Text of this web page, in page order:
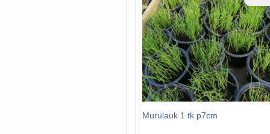
Murulauk 1 tk p7cm